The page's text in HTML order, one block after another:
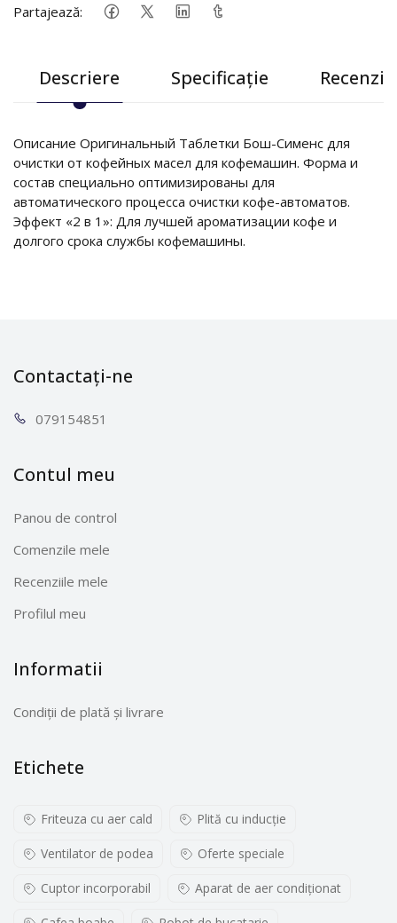
Partajează:
Descriere Specificație Recenzii
Описание Оригинальный Таблетки Бош-Сименс для
очистки от кофейных масел для кофемашин. Форма и
состав специально оптимизированы для
автоматического процесса очистки кофе-автоматов.
Эффект «2 в 1»: Для лучшей ароматизации кофе и
долгого срока службы кофемашины.
Contactați-ne
0791 54851
Contul meu
Panou de control
Comenzile mele
Recenziile mele
Profilul meu
Informatii
Condiții de plată și livrare
Etichete
Friteuza cu aer cald Plită cu inducţie
Ventilator de podea Oferte speciale
Cuptor incorporabil Aparat de aer condiționat